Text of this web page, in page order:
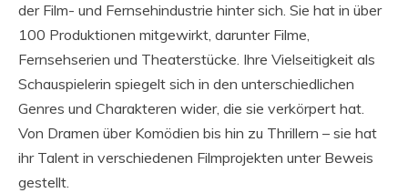
der Film- und Fernsehindustrie hinter sich. Sie hat in über
100 Produktionen mitgewirkt, darunter Filme,
Fernsehserien und Theaterstücke. Ihre Vielseitigkeit als
Schauspielerin spiegelt sich in den unterschiedlichen
Genres und Charakteren wider, die sie verkörpert hat.
Von Dramen über Komödien bis hin zu Thrillern – sie hat
ihr Talent in verschiedenen Filmprojekten unter Beweis
gestellt.